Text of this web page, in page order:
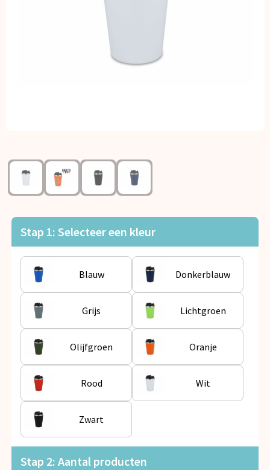
Kinderen, Peuters en Baby's
Persoonlijke verzorging
Reisbenodigdheden
Schrijfwaren
Sleutelhangers en Lanyards
Snoepgoed
Spellen voor binnen en buiten
Veiligheid, Auto en Fiets
Vrije tijd en Strand
Anti-stress
Stap 1: Selecteer een kleur
Blauw Donkerblauw
Grijs Lichtgroen
Olijfgroen Oranje
Rood Wit
Zwart
Stap 2: Aantal producten